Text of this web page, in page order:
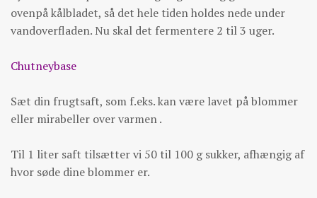
ovenpå kålbladet, så det hele tiden holdes nede under
vandoverfladen. Nu skal det fermentere 2 til 3 uger.
Chutneybase
Sæt din frugtsaft, som f.eks. kan være lavet på blommer
eller mirabeller over varmen .
Til 1 liter saft tilsætter vi 50 til 100 g sukker, afhængig af
hvor søde dine blommer er.